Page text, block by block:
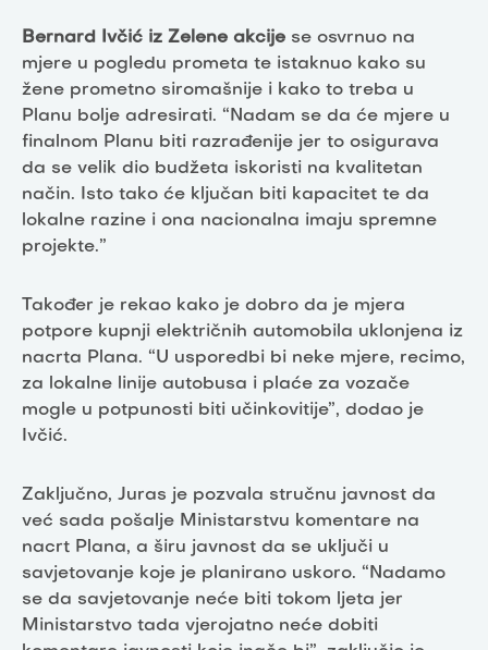
Bernard Ivčić iz Zelene akcije se osvrnuo na
mjere u pogledu prometa te istaknuo kako su
žene prometno siromašnije i kako to treba u
Planu bolje adresirati. “Nadam se da će mjere u
finalnom Planu biti razrađenije jer to osigurava
da se velik dio budžeta iskoristi na kvalitetan
način. Isto tako će ključan biti kapacitet te da
lokalne razine i ona nacionalna imaju spremne
projekte.”
Također je rekao kako je dobro da je mjera
potpore kupnji električnih automobila uklonjena iz
nacrta Plana. “U usporedbi bi neke mjere, recimo,
za lokalne linije autobusa i plaće za vozače
mogle u potpunosti biti učinkovitije”, dodao je
Ivčić.
Zaključno, Juras je pozvala stručnu javnost da
već sada pošalje Ministarstvu komentare na
nacrt Plana, a širu javnost da se uključi u
savjetovanje koje je planirano uskoro. “Nadamo
se da savjetovanje neće biti tokom ljeta jer
Ministarstvo tada vjerojatno neće dobiti